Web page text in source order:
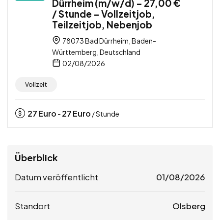
Dürrheim (m/w/d) – 27,00 €
/ Stunde – Vollzeitjob,
Teilzeitjob, Nebenjob
78073 Bad Dürrheim, Baden-
Württemberg, Deutschland
02/08/2026
Vollzeit
27Euro - 27Euro / Stunde
Überblick
Datum veröffentlicht 01/08/2026
Standort Olsberg